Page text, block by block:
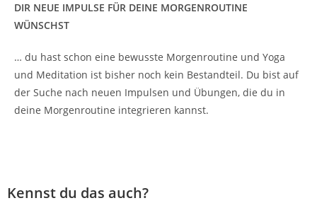
DIR NEUE IMPULSE FÜR DEINE MORGENROUTINE
WÜNSCHST
… du hast schon eine bewusste Morgenroutine und Yoga
und Meditation ist bisher noch kein Bestandteil. Du bist auf
der Suche nach neuen Impulsen und Übungen, die du in
deine Morgenroutine integrieren kannst.
Kennst du das auch?